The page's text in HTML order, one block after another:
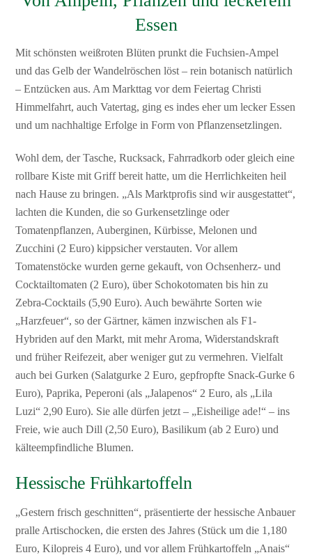
Essen
Mit schönsten weißroten Blüten prunkt die Fuchsien-Ampel
und das Gelb der Wandelröschen löst – rein botanisch natürlich
– Entzücken aus. Am Markttag vor dem Feiertag Christi
Himmelfahrt, auch Vatertag, ging es indes eher um lecker Essen
und um nachhaltige Erfolge in Form von Pflanzensetzlingen.
Wohl dem, der Tasche, Rucksack, Fahrradkorb oder gleich eine
rollbare Kiste mit Griff bereit hatte, um die Herrlichkeiten heil
nach Hause zu bringen. „Als Marktprofis sind wir ausgestattet“,
lachten die Kunden, die so Gurkensetzlinge oder
Tomatenpflanzen, Auberginen, Kürbisse, Melonen und
Zucchini (2 Euro) kippsicher verstauten. Vor allem
Tomatenstöcke wurden gerne gekauft, von Ochsenherz- und
Cocktailtomaten (2 Euro), über Schokotomaten bis hin zu
Zebra-Cocktails (5,90 Euro). Auch bewährte Sorten wie
„Harzfeuer“, so der Gärtner, kämen inzwischen als F1-
Hybriden auf den Markt, mit mehr Aroma, Widerstandskraft
und früher Reifezeit, aber weniger gut zu vermehren. Vielfalt
auch bei Gurken (Salatgurke 2 Euro, gepfropfte Snack-Gurke 6
Euro), Paprika, Peperoni (als „Jalapenos“ 2 Euro, als „Lila
Luzi“ 2,90 Euro). Sie alle dürfen jetzt – „Eisheilige ade!“ – ins
Freie, wie auch Dill (2,50 Euro), Basilikum (ab 2 Euro) und
kälteempfindliche Blumen.
Hessische Frühkartoffeln
„Gestern frisch geschnitten“, präsentierte der hessische Anbauer
pralle Artischocken, die ersten des Jahres (Stück um die 1,180
Euro, Kilopreis 4 Euro), und vor allem Frühkartoffeln „Anais“